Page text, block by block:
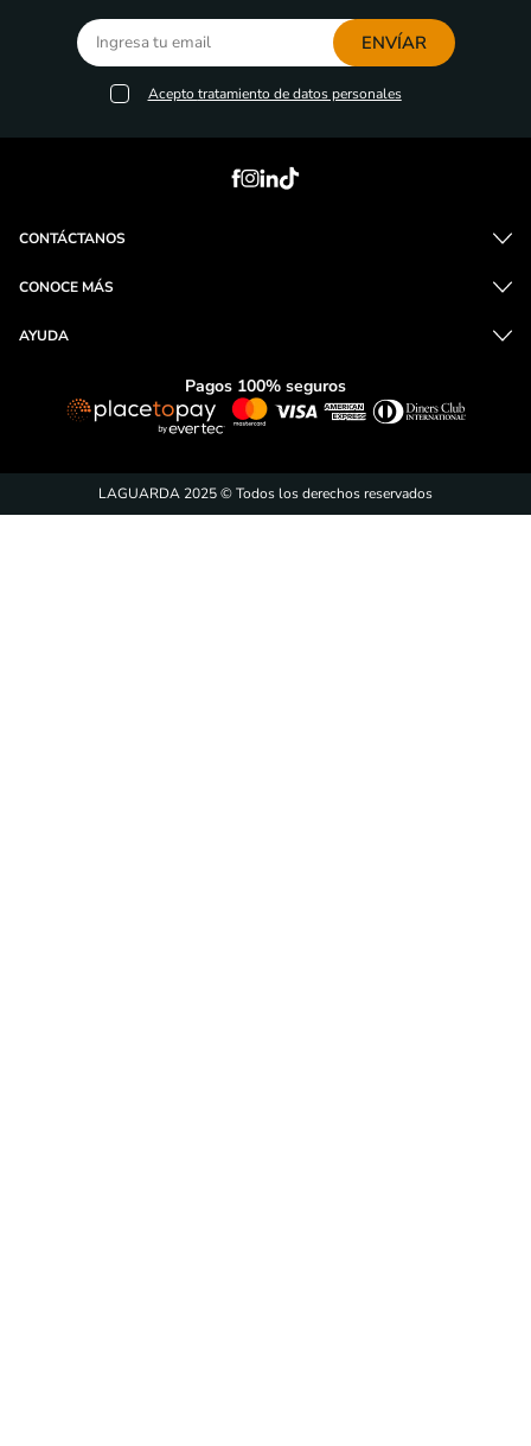
ENVÍAR
Acepto tratamiento de datos personales
CONTÁCTANOS
CONOCE MÁS
AYUDA
Pagos 100% seguros
LAGUARDA 2025 © Todos los derechos reservados